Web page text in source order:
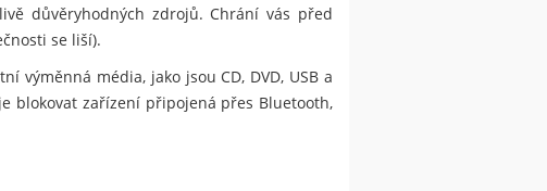
důvěryhodných zdrojů. Chrání vás před
se liší).
výměnná média, jako jsou CD, DVD, USB a
blokovat zařízení připojená přes Bluetooth,